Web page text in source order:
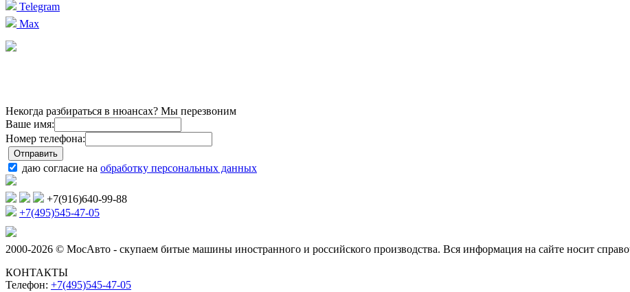
Telegram
Max
Некогда разбираться в нюансах? Мы перезвоним
Ваше имя:
Номер телефона:
даю согласие на обработку персональных данных
+7(916)640-99-88
+7(495)545-47-05
2000-2026 © МосАвто - скупаем битые машины иностранного и российского производства. Вся информация на сайте носит
КОНТАКТЫ
Телефон: +7(495)545-47-05